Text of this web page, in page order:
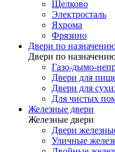
Щелково
Электросталь
Яхрома
Фрязино
Двери по
Двери по
Газо-дымо-
Двери для
Двери для
Для чистых
Железные двери
Железные двери
Двери
Уличные